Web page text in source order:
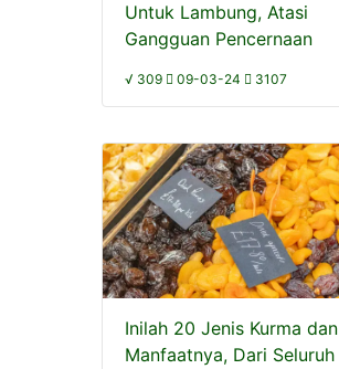
Untuk Lambung, Atasi
Gangguan Pencernaan
√ 309 09-03-24 3107
Inilah 20 Jenis Kurma dan
Manfaatnya, Dari Seluruh